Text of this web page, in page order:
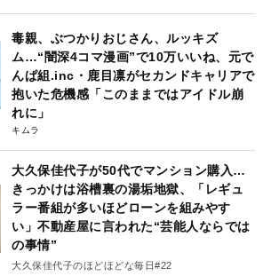
毒親、ぶつかりおじさん、ルッキズ
ム…“闇深4コマ漫画”で10万いいね、元で
んぱ組.inc・鹿目凛がセカンドキャリアで
抱いた危機感「このままではアイドル崩
れに」
キムラ
大久保佳代子が50代でマンション購入…
きっかけは浴槽裏の湯垢地獄、「レギュ
ラー番組が多いほどローンを組みやす
い」不動産屋に言われた“芸能人ならでは
の事情”
大久保佳代子のほどほどな毎日#22